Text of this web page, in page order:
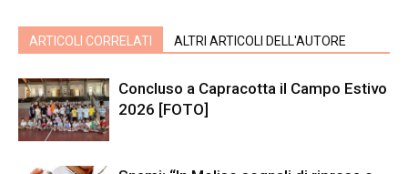
ARTICOLI CORRELATI ALTRI ARTICOLI DELL'AUTORE
Concluso a Capracotta il Campo Estivo
2026 [FOTO]